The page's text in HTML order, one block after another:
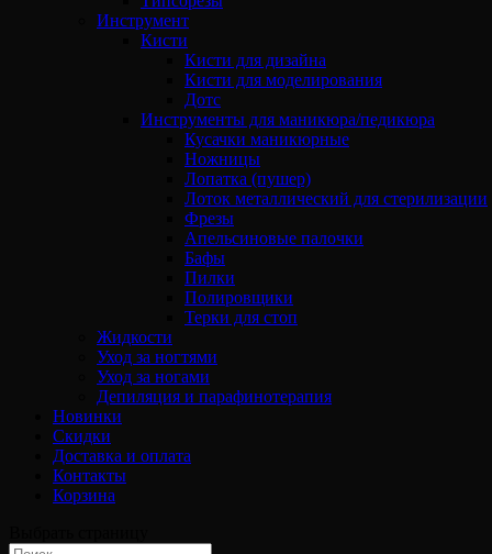
Инструмент
Кисти
Кисти для дизайна
Кисти для моделирования
Дотс
Инструменты для маникюра/педикюра
Кусачки маникюрные
Ножницы
Лопатка (пушер)
Лоток металлический для стерилизации
Фрезы
Апельсиновые палочки
Бафы
Пилки
Полировщики
Терки для стоп
Жидкости
Уход за ногтями
Уход за ногами
Депиляция и парафинотерапия
Новинки
Скидки
Доставка и оплата
Контакты
Корзина